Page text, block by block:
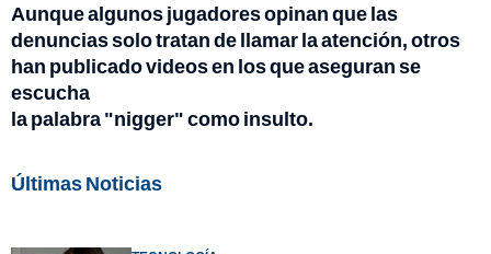
Aunque algunos jugadores opinan que las
denuncias solo tratan de llamar la atención, otros
han publicado videos en los que aseguran se
escucha
la palabra "nigger" como insulto.
Últimas Noticias